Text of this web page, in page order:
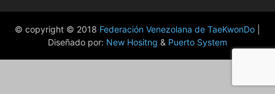
© copyright © 2018 Federación Venezolana de TaeKwonDo
Diseñado por: New Hositng & Puerto System